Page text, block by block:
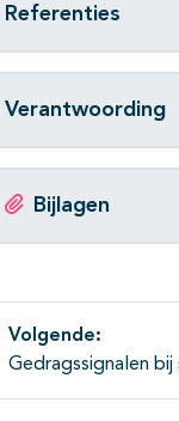
Referenties
Verantwoording
Bijlagen
Volgende:
Gedragssignalen bij